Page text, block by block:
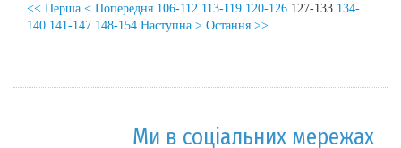
<< Перша < Попередня 106-112 113-119 120-126 127-133 134-
140 141-147 148-154 Наступна > Остання >>
Ми в соціальних мережах